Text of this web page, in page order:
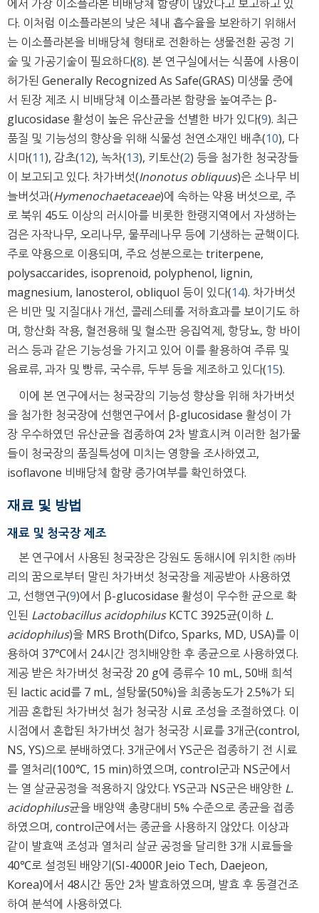
에서 가장 이소플라본 비배당체 함량이 많았다고 보고하고 있
다. 이처럼 이소플라본의 낮은 체내 흡수율을 보완하기 위해서
는 이소플라본을 비배당체 형태로 전환하는 생물전환 공정 기
술 및 가공기술이 필요하다(8). 본 연구실에서는 식품에 사용이
허가된 Generally Recognized As Safe(GRAS) 미생물 중에
서 된장 제조 시 비배당체 이소플라본 함량을 높여주는 β-
glucosidase 활성이 높은 유산균을 선별한 바가 있다(9). 최근
품질 및 기능성의 향상을 위해 식물성 천연소재인 배추(10), 다
시마(11), 감초(12), 녹차(13), 키토산(2) 등을 첨가한 청국장들
이 보고되고 있다. 차가버섯(Inonotus obliquus)은 소나무 비
늘버섯과(Hymenochaetaceae)에 속하는 약용 버섯으로, 주
로 북위 45도 이상의 러시아를 비롯한 한랭지역에서 자생하는
검은 자작나무, 오리나무, 물푸레나무 등에 기생하는 균핵이다.
주로 약용으로 이용되며, 주요 성분으로는 triterpene,
polysaccarides, isoprenoid, polyphenol, lignin,
magnesium, lanosterol, obliquol 등이 있다(14). 차가버섯
은 비만 및 지질대사 개선, 콜레스테롤 저하효과를 보이기도 하
며, 항산화 작용, 혈전용해 및 혈소판 응집억제, 항당뇨, 항 바이
러스 등과 같은 기능성을 가지고 있어 이를 활용하여 주류 및
음료류, 과자 및 빵류, 국수류, 두부 등을 제조하고 있다(15).
이에 본 연구에서는 청국장의 기능성 향상을 위해 차가버섯
을 첨가한 청국장에 선행연구에서 β-glucosidase 활성이 가
장 우수하였던 유산균을 접종하여 2차 발효시켜 이러한 첨가물
들이 청국장의 품질특성에 미치는 영향을 조사하였고,
isoflavone 비배당체 함량 증가여부를 확인하였다.
재료 및 방법
재료 및 청국장 제조
본 연구에서 사용된 청국장은 강원도 동해시에 위치한 ㈜바
리의 꿈으로부터 말린 차가버섯 청국장을 제공받아 사용하였
고, 선행연구(9)에서 β-glucosidase 활성이 우수한 균으로 확
인된 Lactobacillus acidophilusKCTC 3925균(이하 L.
acidophilus)을 MRS Broth(Difco, Sparks, MD, USA)를 이
용하여 37℃에서 24시간 정치배양한 후 종균으로 사용하였다.
제공 받은 차가버섯 청국장 20 g에 증류수 10 mL, 50배 희석
된 lactic acid를 7 mL, 설탕물(50%)을 최종농도가 2.5%가 되
게끔 혼합된 차가버섯 첨가 청국장 시료 조성을 조절하였다. 이
시점에서 혼합된 차가버섯 첨가 청국장 시료를 3개군(control,
NS, YS)으로 분배하였다. 3개군에서 YS군은 접종하기 전 시료
를 열처리(100℃, 15 min)하였으며, control군과 NS군에서
는 열 살균공정을 적용하지 않았다. YS군과 NS군은 배양한 L.
acidophilus균을 배양액 총량대비 5% 수준으로 종균을 접종
하였으며, control군에서는 종균을 사용하지 않았다. 이상과
같이 발효액 조성과 열처리 살균 공정을 달리한 3개 시료들을
40℃로 설정된 배양기(SI-4000R Jeio Tech, Daejeon,
Korea)에서 48시간 동안 2차 발효하였으며, 발효 후 동결건조
하여 분석에 사용하였다.